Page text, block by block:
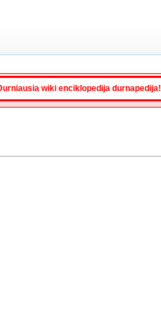
wiki enciklopedija durnapedija!